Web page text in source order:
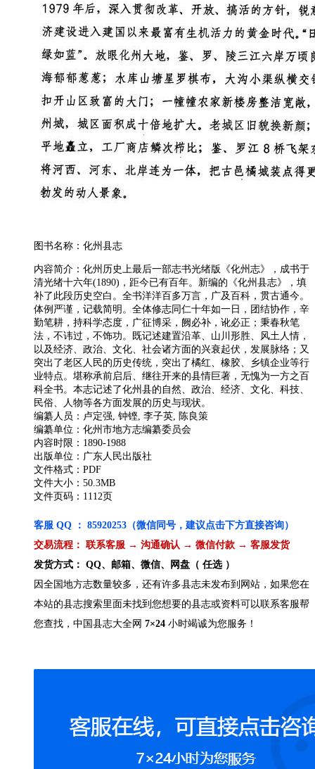
图书名称：化州县志
内容简介：化州历史上最后一部志书光绪版《化州志》，成书于
清光绪十六年(1890)，距今已有百年。新编的《化州县志》，填
补了此段历史空白。全书洋洋百多万言，广及百科，贯古通今。
体例严谨，记载简明。全体修志同仁十年如一日，团结协作，辛
勤笔耕，持科学态度，广征博采，阙必补，讹必正；秉春秋笔
法，不讳过，不饰功。既记述建置沿革、山川形胜、风土人情，
以及经济、政治、文化、社会诸方面的兴衰起伏，发展脉络；又
突出了老区人民的历史传统，突出了橘红、橡胶、乡镇企业等行
业特点。堪称承前启后、继往开来的县情巨著，无愧为一方之百
科全书。本志记述了化州县的自然、政治、经济、文化、科技、
民俗、人物等各方面发展的历史与现状。
编纂人员：卢定强, 钟铿, 李子英, 陈良策
编纂单位：化州市地方志编纂委员会
内容时限：1890-1988
出版单位：广东人民出版社
文件格式：PDF
文件大小：50.3MB
文件页码：1112页
客服 QQ ： 85920253（微信同号，建议点击下方直接咨询）
交易流程： 联系客服 → 沟通确认 → 微信付款 → 客服发货
发货方式： QQ、邮箱、微信、网盘（ 任选 ）
因全国地方志数量较多，还有许多县志未发布到网站，如果您在
本站的县志搜索里面未找到您想要的县志或资料可以联系客服帮
您查找，中国县志大全网 7×24 小时竭诚为您服务！